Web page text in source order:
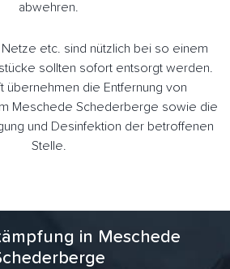
abwehren.
etc. sind nützlich bei so einem
sollten sofort entsorgt werden.
übernehmen die Entfernung von
Meschede Schederberge sowie die
und Desinfektion der betroffenen
Stelle.
in Meschede